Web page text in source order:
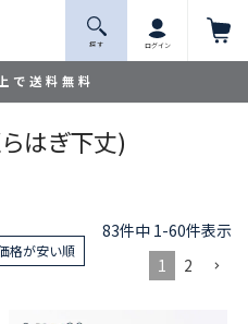
で送料無料
探 す ログイン
はぎ下丈)
格が安い順
83件中 1-60件表示
1
2